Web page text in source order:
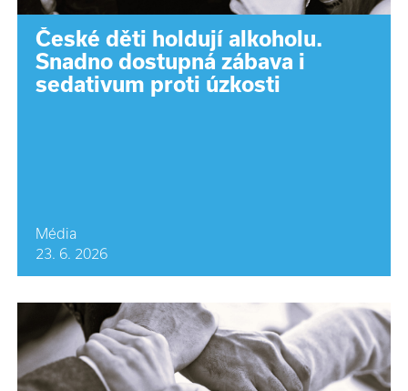
České děti holdují alkoholu.
Snadno dostupná zábava i
sedativum proti úzkosti
Média
23. 6. 2026